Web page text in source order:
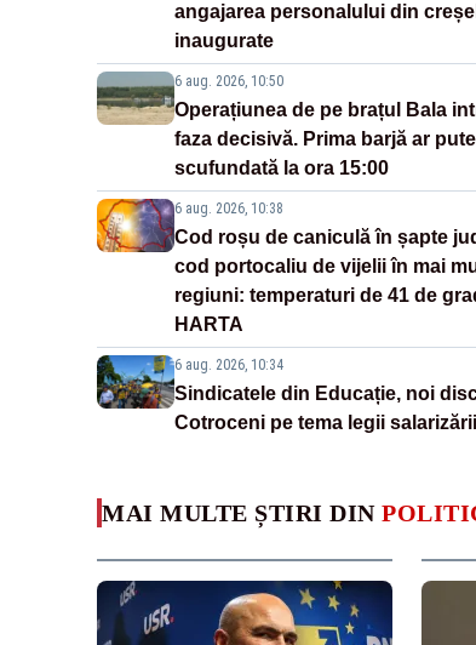
angajarea personalului din
inaugurate
6 aug. 2026, 10:50
Operațiunea de pe brațul Bala
faza decisivă. Prima barjă ar
scufundată la ora 15:00
6 aug. 2026, 10:38
Cod roșu de caniculă în șapte
cod portocaliu de vijelii în mai
regiuni: temperaturi de 41 de
HARTA
6 aug. 2026, 10:34
Sindicatele din Educație, noi
Cotroceni pe tema legii salarizării
MAI MULTE ȘTIRI DIN